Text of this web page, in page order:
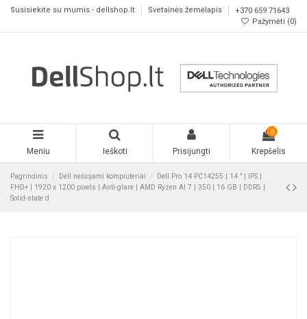
Susisiekite su mumis - dellshop.lt Svetainės žemėlapis
+370 659 71643
Pažymėti (0)
Meniu Ieškoti Prisijungti
0
Krepšelis
Pagrindinis Dell nešiojami kompiuteriai
Dell Pro 14 PC14255 | 14 " | IPS |
FHD+ | 1920 x 1200 pixels | Anti-glare | AMD Ryzen AI 7 | 350 | 16 GB | DDR5 |
Solid-state d